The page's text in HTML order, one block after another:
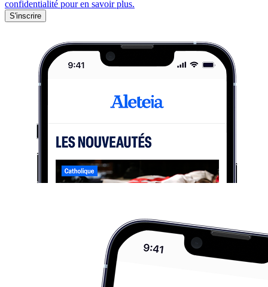
confidentialité pour en savoir plus.
S'inscrire